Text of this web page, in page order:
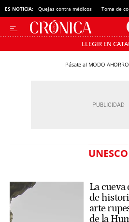
ES NOTICIA: Quejas contra médicos Toma de
LLEGIR EN
Pásate al MODO AHORRO
UNESCO
La
de
arte
de la